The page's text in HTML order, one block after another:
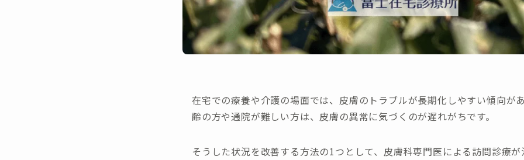
在宅での療養や介護の場面では、皮膚のトラブルが長期化しやすい傾向が
齢の方や通院が難しい方は、皮膚の異常に気づくのが遅れがちです。
そうした状況を改善する方法の1つとして、皮膚科専門医による訪問診療